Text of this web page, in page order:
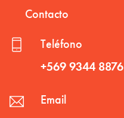
Contacto
Teléfono
+569 9344 8876
Email